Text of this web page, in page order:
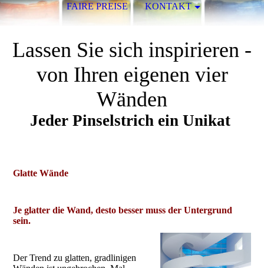
Lassen Sie sich inspirieren -
von Ihren eigenen vier
Wänden
Jeder Pinselstrich ein Unikat
Glatte Wände
Je glatter die Wand, desto besser muss der Untergrund
sein.
Der Trend zu glatten, gradlinigen
FAIRE PREISE KONTAKT